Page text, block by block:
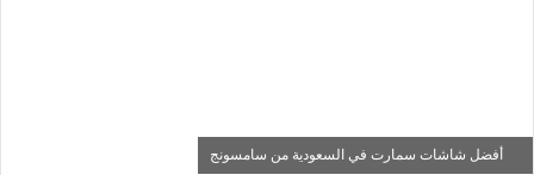
أفضل شاشات سمارت في السعودية من سامسونج